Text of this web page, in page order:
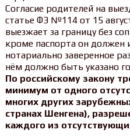
Согласие родителей на
статье ФЗ №114 от 15
выезжает за границу без
кроме паспорта он должен
нотариально заверенное
нём должно быть указано
По российскому закону
минимум от одного
многих других
странах Шенгена),
каждого из